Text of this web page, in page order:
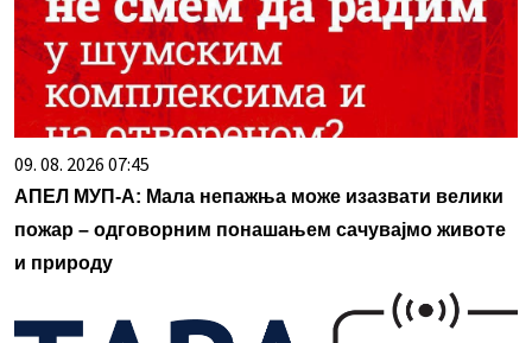
09. 08. 2026 07:45
АПЕЛ МУП-А: Мала непажња може изазвати велики
пожар – одговорним понашањем сачувајмо животе
и природу